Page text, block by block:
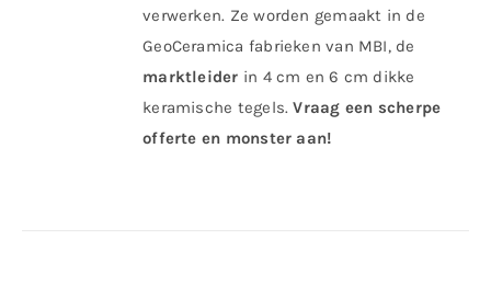
verwerken. Ze worden gemaakt in de
GeoCeramica fabrieken van MBI, de
marktleider in 4 cm en 6 cm dikke
keramische tegels.Vraag een scherpe
offerte en monster aan!